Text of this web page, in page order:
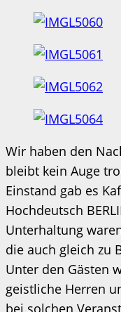
Wir haben den
bleibt kein Auge
Einstand gab es
Hochdeutsch
Unterhaltung
die auch gleich zu
Unter den Gästen
geistliche Herren
bei solchen